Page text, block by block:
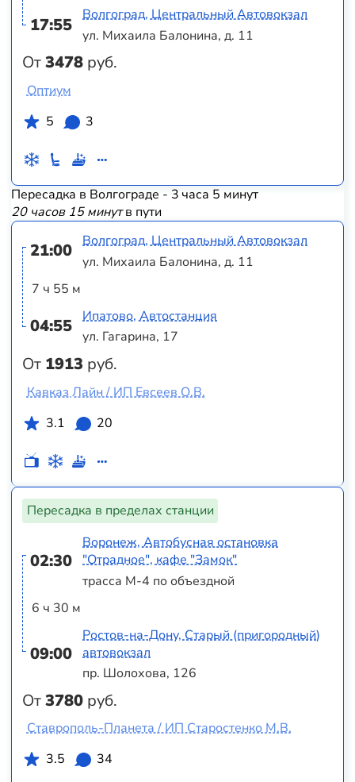
17:55
От3478 руб.
Волгоград, Центральный Автовокзал
ул. Михаила Балонина, д. 11
Оптиум
5
3
Пересадка в Волгограде - 3 часа 5 минут
20 часов 15 минутв пути
21:00
7 ч 55 м
04:55
От 1913 руб.
Волгоград, Центральный Автовокзал
ул. Михаила Балонина, д. 11
Ипатово, Автостанция
ул. Гагарина, 17
Кавказ Лайн / ИП Евсеев О.В.
3.1
20
Пересадка в пределах станции
02:30
6 ч 30 м
09:00
От3780 руб.
Воронеж, Автобусная остановка
"Отрадное", кафе "Замок"
трасса М-4 по объездной
Ростов-на-Дону, Старый (пригородный)
автовокзал
пр. Шолохова, 126
Ставрополь-Планета / ИП Старостенко М.В.
3.5
34